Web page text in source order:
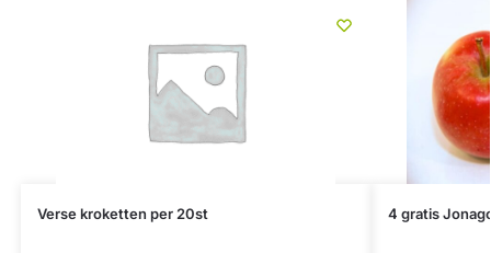
Verse kroketten per 20st 4 gratis